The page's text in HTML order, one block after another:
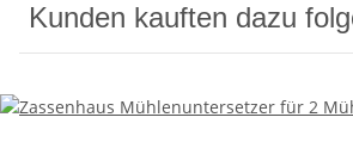
Kunden kauften dazu